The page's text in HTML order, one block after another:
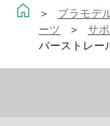
＞ プラモデ
ーツ
＞ サ
バーストレー